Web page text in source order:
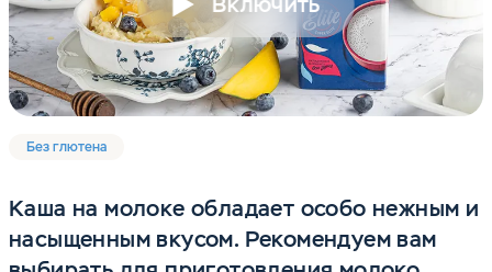
Без глютена
Каша на молоке обладает особо нежным и
насыщенным вкусом. Рекомендуем вам